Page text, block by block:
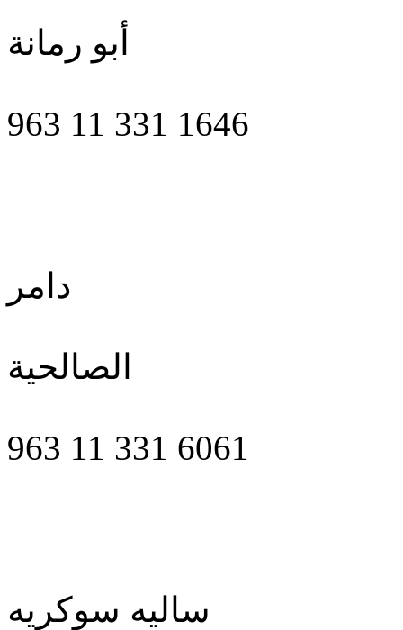
أبو رمانة
963 11 331 1646
دامر
الصالحية
963 11 331 6061
ساليه سوكريه